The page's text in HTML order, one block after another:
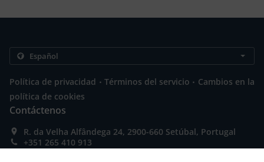
Política de privacidad . Términos del servicio . Cambios en la
política de cookies
Contáctenos
R. da Velha Alfândega 24, 2900-660 Setúbal, Portugal
+351 265 410 913